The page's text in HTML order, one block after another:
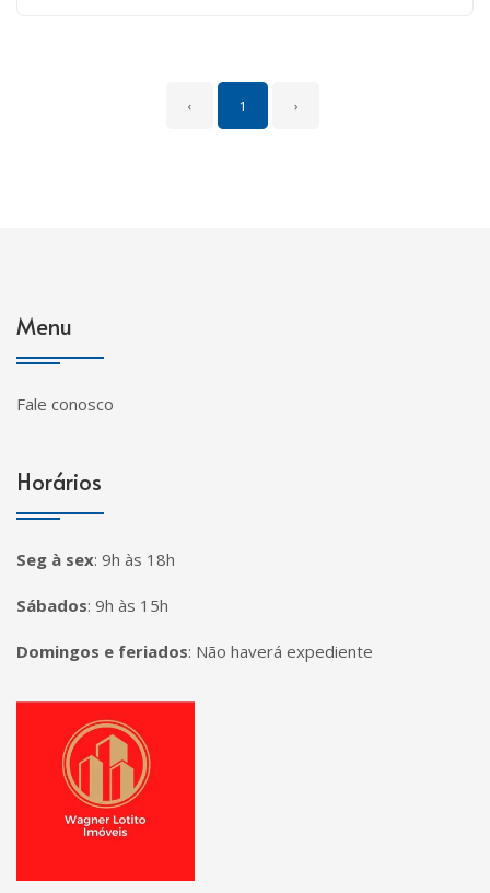
‹ 1 ›
Menu
Fale conosco
Horários
Seg à sex: 9h às 18h
Sábados: 9h às 15h
Domingos e feriados: Não haverá expediente
Página inicial